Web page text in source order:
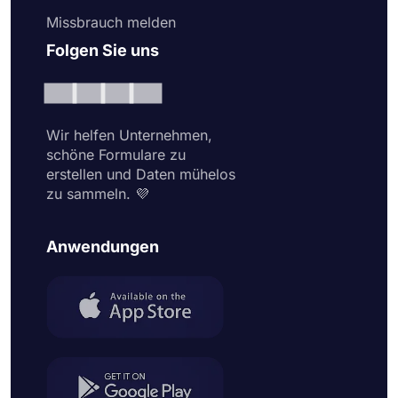
Missbrauch melden
Folgen Sie uns
Wir helfen Unternehmen,
schöne Formulare zu
erstellen und Daten mühelos
zu sammeln. 💜
Anwendungen